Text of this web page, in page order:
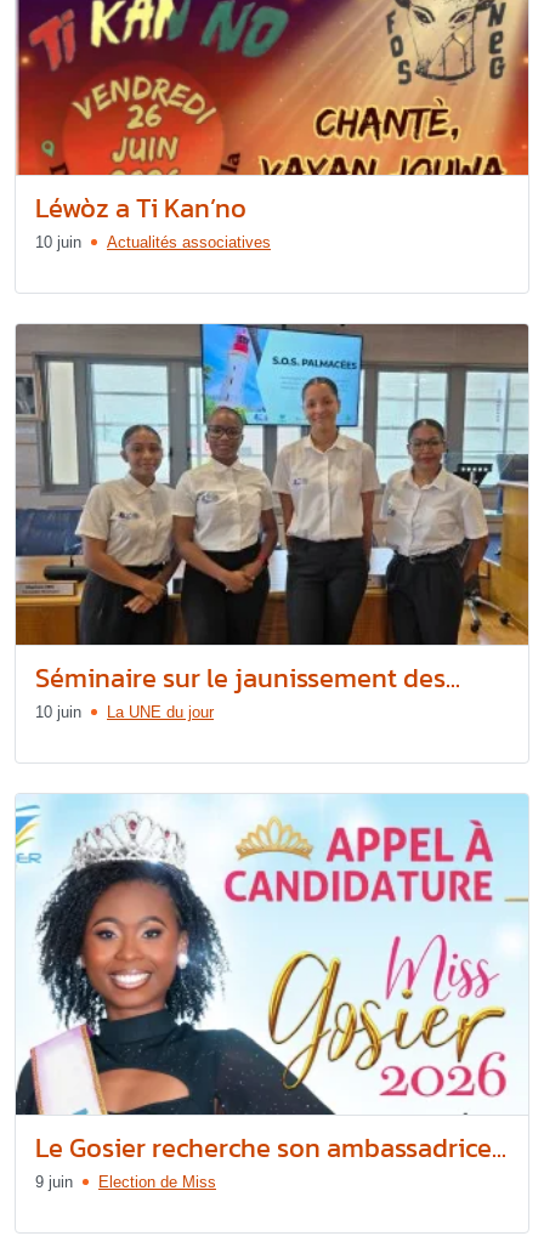
Léwòz a Ti Kan’no
10 juin Actualités associatives
Séminaire sur le jaunissement des...
10 juin La UNE du jour
Le Gosier recherche son ambassadrice...
9 juin Election de Miss